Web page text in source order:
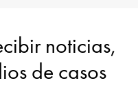
noticias,
de casos